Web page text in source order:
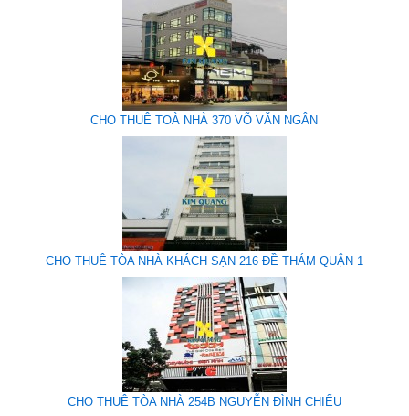
CHO THUÊ TOÀ NHÀ 370 VÕ VĂN NGÂN
CHO THUÊ TÒA NHÀ KHÁCH SẠN 216 ĐỀ THÁM QUẬN 1
CHO THUÊ TÒA NHÀ 254B NGUYỄN ĐÌNH CHIỂU